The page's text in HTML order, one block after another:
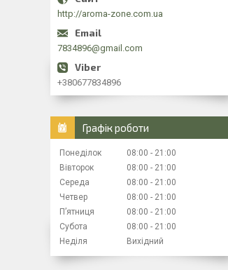
http://aroma-zone.com.ua
7834896@gmail.com
+380677834896
Графік роботи
Понеділок 08:00
21:00
Вівторок
08:00
21:00
Середа
08:00
21:00
Четвер
08:00
21:00
Пʼятниця
08:00
21:00
Субота
08:00
21:00
Неділя
Вихідний